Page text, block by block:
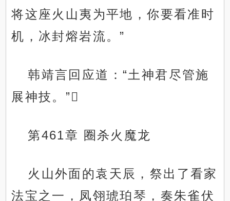
将这座火山夷为平地，你要看准时
机，冰封熔岩流。”
韩靖言回应道：“土神君尽管施
展神技。”
第461章 圈杀火魔龙
火山外面的袁天辰，祭出了看家
法宝之一，凤翎琥珀琴，奏朱雀伏